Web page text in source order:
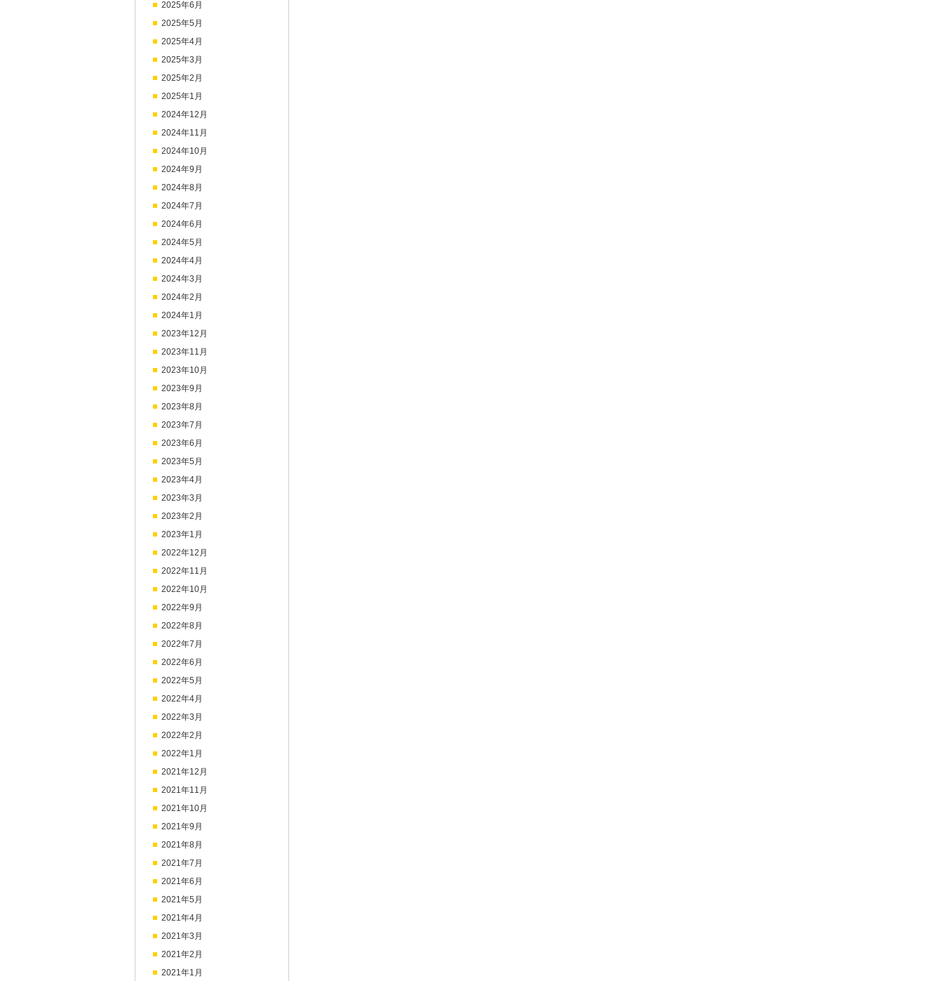
2025年6月
2025年5月
2025年4月
2025年3月
2025年2月
2025年1月
2024年12月
2024年11月
2024年10月
2024年9月
2024年8月
2024年7月
2024年6月
2024年5月
2024年4月
2024年3月
2024年2月
2024年1月
2023年12月
2023年11月
2023年10月
2023年9月
2023年8月
2023年7月
2023年6月
2023年5月
2023年4月
2023年3月
2023年2月
2023年1月
2022年12月
2022年11月
2022年10月
2022年9月
2022年8月
2022年7月
2022年6月
2022年5月
2022年4月
2022年3月
2022年2月
2022年1月
2021年12月
2021年11月
2021年10月
2021年9月
2021年8月
2021年7月
2021年6月
2021年5月
2021年4月
2021年3月
2021年2月
2021年1月